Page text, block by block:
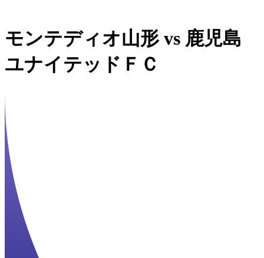
モンテディオ山形vs 鹿児島
ユナイテッドＦＣ